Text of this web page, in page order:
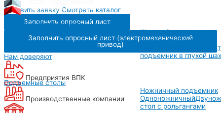
Грузовые подъемники
Шахтный подъемник
Шахтный подъемник в
металлокаркасной
подъемник в глухой
Подъемные столы
Ножничный подъемник
Одноножничный
стол с рольгангами
Оставить заявку Смотреть каталог
Заполнить опросный лист
Заполнить опросный лист (электромеханический
привод)
Нам доверяют
Предприятия ВПК
Производственные компании